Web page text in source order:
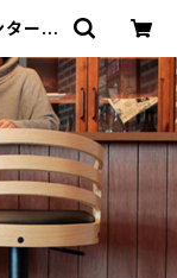
ターチ
ール
チュ
ツール
ト キッ
ビズ